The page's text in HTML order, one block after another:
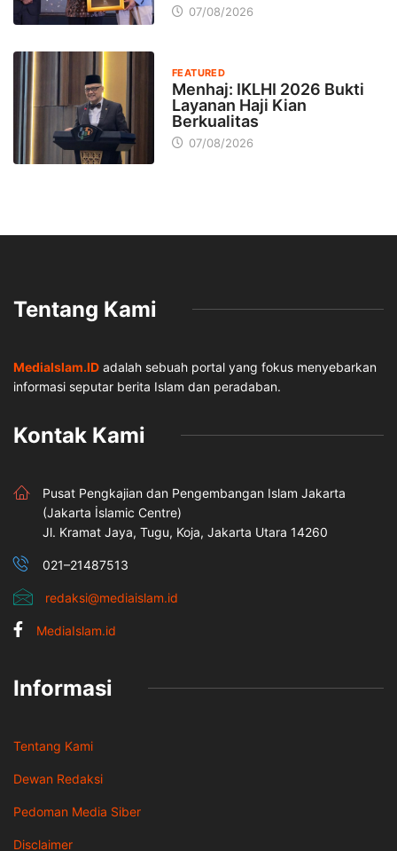
07/08/2026
FEATURED
Menhaj: IKLHI 2026 Bukti
Layanan Haji Kian
Berkualitas
07/08/2026
Tentang Kami
MediaIslam.ID adalah sebuah portal yang fokus menyebarkan
informasi seputar berita Islam dan peradaban.
Kontak Kami
Pusat Pengkajian dan Pengembangan Islam Jakarta
(Jakarta İslamic Centre)
Jl. Kramat Jaya, Tugu, Koja, Jakarta Utara 14260
021–21487513
redaksi@mediaislam.id
MediaIslam.id
Informasi
Tentang Kami
Dewan Redaksi
Pedoman Media Siber
Disclaimer